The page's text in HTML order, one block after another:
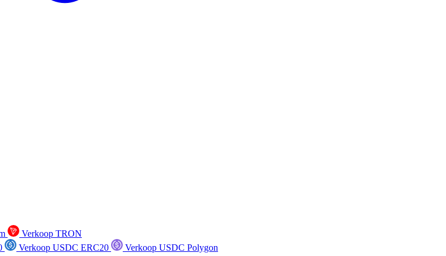
Verkoop TRON
Verkoop USDC ERC20
Verkoop USDC Polygon